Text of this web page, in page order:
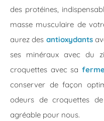
des protéines,
masse musculaire de
aurez des antioxydants
ses minéraux avec du
croquettes avec sa
conserver de façon
odeurs de croquettes
agréable pour nous.